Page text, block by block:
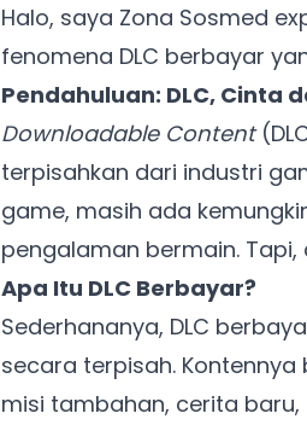
Halo, saya Zona Sosmed
fenomena DLC berbayar
Pendahuluan: DLC, Cinta
Downloadable Content
terpisahkan dari industri
game, masih ada
pengalaman bermain.
Apa Itu DLC Berbayar?
Sederhananya, DLC
secara terpisah.
misi tambahan, cerita